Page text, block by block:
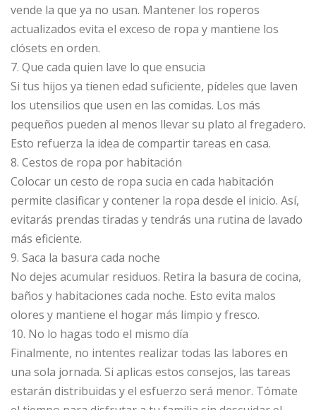
vende la que ya no usan. Mantener los roperos
actualizados evita el exceso de ropa y mantiene los
clósets en orden.
7. Que cada quien lave lo que ensucia
Si tus hijos ya tienen edad suficiente, pídeles que laven
los utensilios que usen en las comidas. Los más
pequeños pueden al menos llevar su plato al fregadero.
Esto refuerza la idea de compartir tareas en casa.
8. Cestos de ropa por habitación
Colocar un cesto de ropa sucia en cada habitación
permite clasificar y contener la ropa desde el inicio. Así,
evitarás prendas tiradas y tendrás una rutina de lavado
más eficiente.
9. Saca la basura cada noche
No dejes acumular residuos. Retira la basura de cocina,
baños y habitaciones cada noche. Esto evita malos
olores y mantiene el hogar más limpio y fresco.
10. No lo hagas todo el mismo día
Finalmente, no intentes realizar todas las labores en
una sola jornada. Si aplicas estos consejos, las tareas
estarán distribuidas y el esfuerzo será menor. Tómate